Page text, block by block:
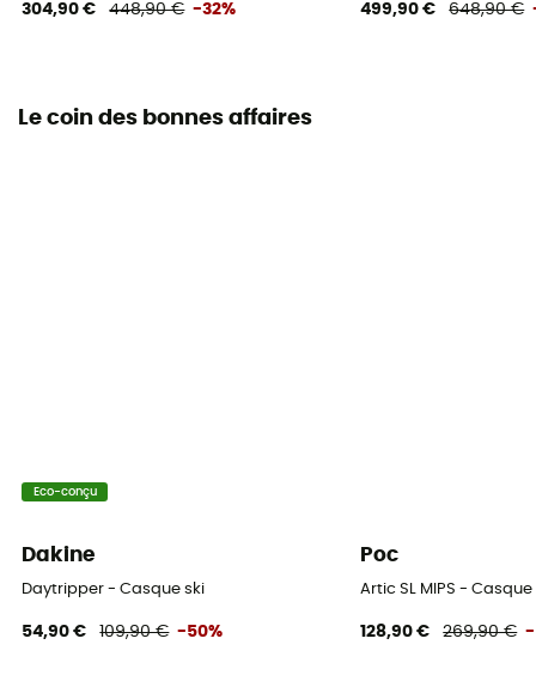
304,90 € 448,90 € -32% 499,90 € 648,90 €
Le coin des bonnes affaires
Eco-conçu
Dakine
Daytripper - Casque ski
54,90 € 109,90 € -50%
Poc
Artic SL MIPS - Casque
128,90 € 269,90 € -